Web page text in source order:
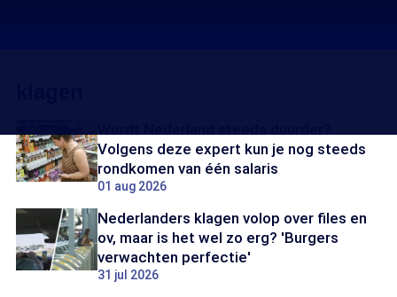
Volgens deze expert kun je nog steeds
rondkomen van één salaris
01 aug 2026
Nederlanders klagen volop over files en
ov, maar is het wel zo erg? 'Burgers
verwachten perfectie'
31 jul 2026